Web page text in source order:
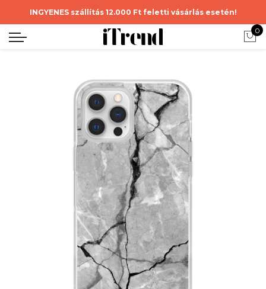
INGYENES szállítás 12.000 Ft feletti vásárlás esetén!
0